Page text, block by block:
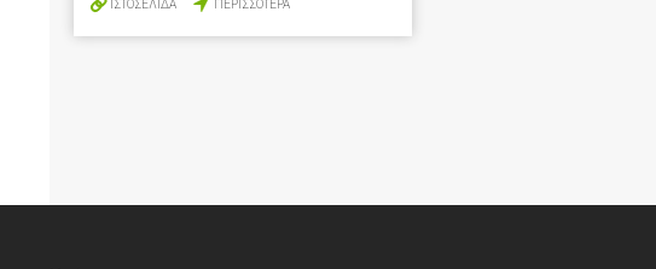
ΙΣΤΟΣΕΛΙΔΑ ΠΕΡΙΣΣΟΤΕΡΑ